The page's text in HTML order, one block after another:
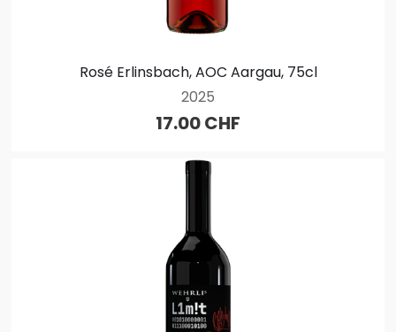
Rosé Erlinsbach, AOC Aargau, 75cl
2025
17.00 CHF